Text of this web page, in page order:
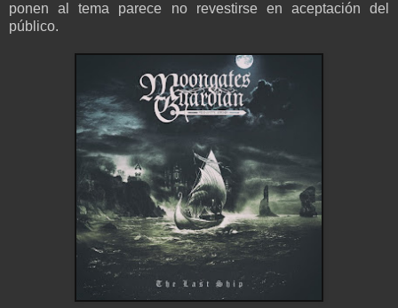
ponen al tema parece no revestirse en aceptación del
público.